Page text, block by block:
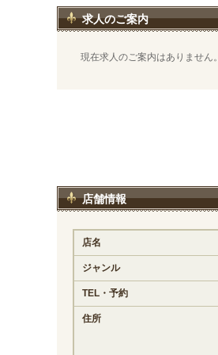
求人のご案内
現在求人のご案内はありません。
店舗情報
店名
ジャンル
TEL・予約
住所